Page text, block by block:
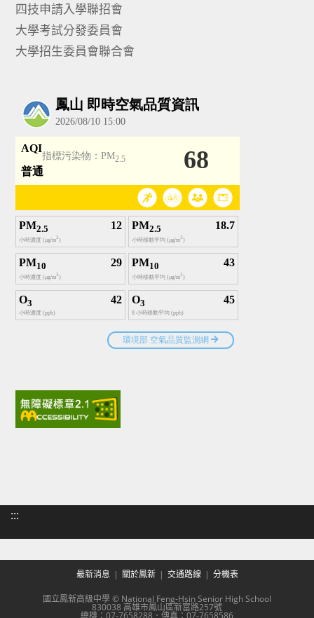
四技申請入學聯招會
大學考試分發委員會
大學招生委員會聯合會
:::
最新消息 關於鳳新 交通路線 分機表
國立鳳新高級中學 © National Feng-Hsin Senior High School
830038 高雄市鳳山區新富路257號
總機：07-7658288．傳真：07-7658586